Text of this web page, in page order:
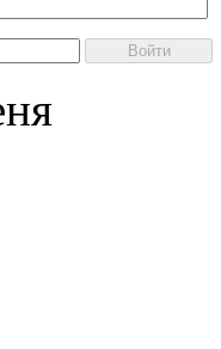
Войти